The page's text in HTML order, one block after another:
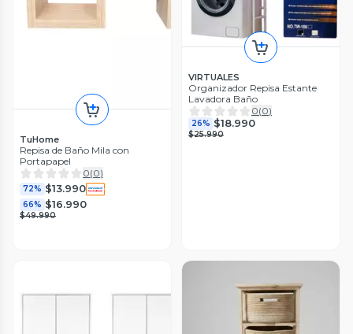
TuHome
Repisa de Baño Mila con
Portapapel
0(0)
72% $13.990
66% $16.990
$49.990
VIRTUALES
Organizador Repisa Estante
Lavadora Baño
0(0)
26% $18.990
$25.990